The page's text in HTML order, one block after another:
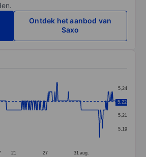
Ontdek het aanbod van
Saxo
data points.
axis displaying categories.
axis displaying values. Data
21 27 31 aug.
5,19
5,21
5,22
5,24
5,22